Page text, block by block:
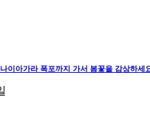
이아가라 폭포까지 가서 봄꽃을 감상하세